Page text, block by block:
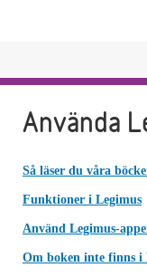
Använda
Så läser du våra
Funktioner i Legimus
Använd Legimus-
Om boken inte finns i